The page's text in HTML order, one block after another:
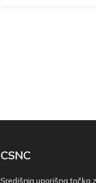
CSNC
Središnja uporišna točka